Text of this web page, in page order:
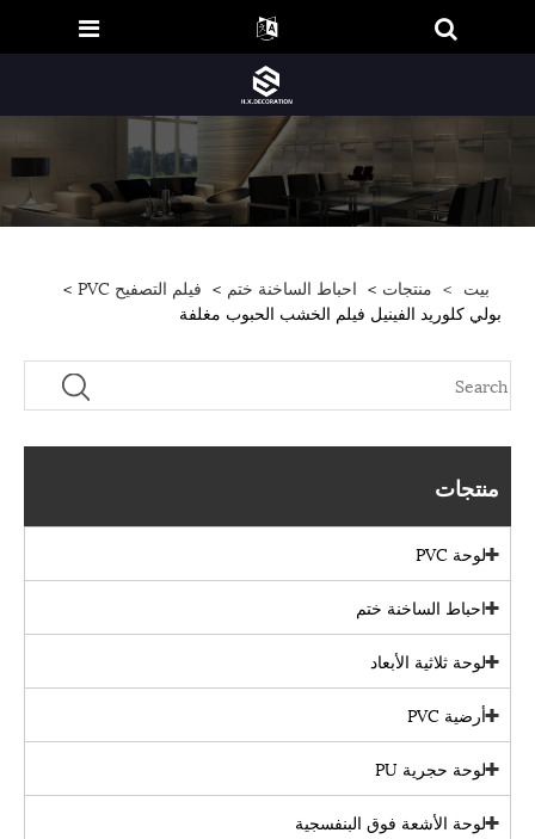
بيت > منتجات > احباط الساخنة ختم > فيلم التصفيح PVC
>
بولي كلوريد الفينيل فيلم الخشب الحبوب مغلفة
منتجات
لوحة PVC
احباط الساخنة ختم
لوحة ثلاثية الأبعاد
أرضية PVC
لوحة حجرية PU
لوحة الأشعة فوق البنفسجية